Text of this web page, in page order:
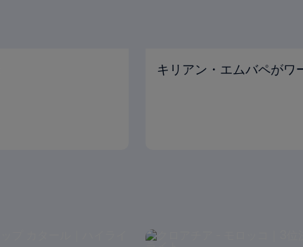
キリアン・エムバペがワ